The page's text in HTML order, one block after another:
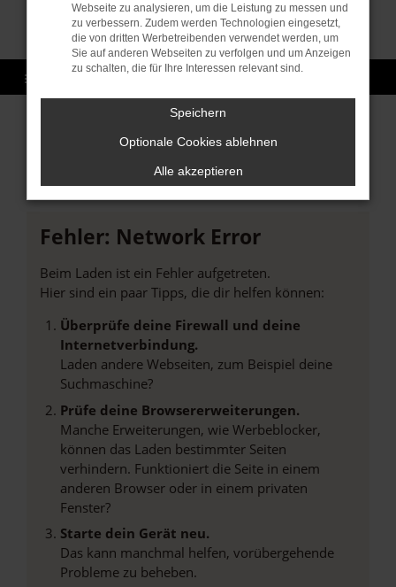
Fehler: Network Error
Beim Laden ist ein Fehler aufgetreten.
Hier sind ein paar Tipps, die dir helfen können:
Überprüfe deine Firewall und deine
Internetverbindung.
Laden andere Webseiten, zum Beispiel deine
Suchmaschine?
Prüfe deine Browsererweiterungen.
Manche Erweiterungen, wie Werbeblocker,
können das Laden bestimmter Seiten
verhindern. Funktioniert die Seite in einem
anderen Browser oder in einem privaten
Fenster?
Starte dein Gerät neu.
Das kann manchmal helfen, vorübergehende
Probleme zu beheben.
Webseite zu analysieren, um die Leistung zu messen und
zu verbessern. Zudem werden Technologien eingesetzt,
die von dritten Werbetreibenden verwendet werden, um
Sie auf anderen Webseiten zu verfolgen und um Anzeigen
zu schalten, die für Ihre Interessen relevant sind.
Speichern
Optionale Cookies ablehnen
Alle akzeptieren